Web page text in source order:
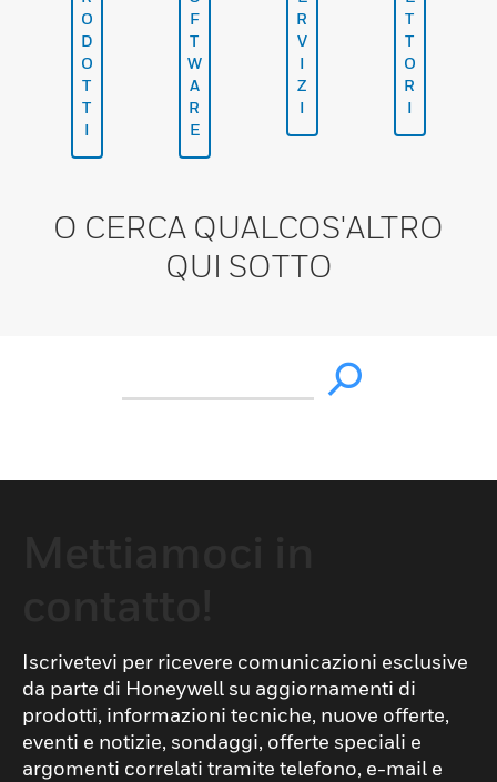
O
D
O
T
T
I
F
T
W
A
R
E
R
V
I
Z
I
T
T
O
R
I
O CERCA QUALCOS'ALTRO
QUI SOTTO
Iscrivetevi per ricevere comunicazioni esclusive
da parte di Honeywell su aggiornamenti di
prodotti, informazioni tecniche, nuove offerte,
eventi e notizie, sondaggi, offerte speciali e
argomenti correlati tramite telefono, e-mail e